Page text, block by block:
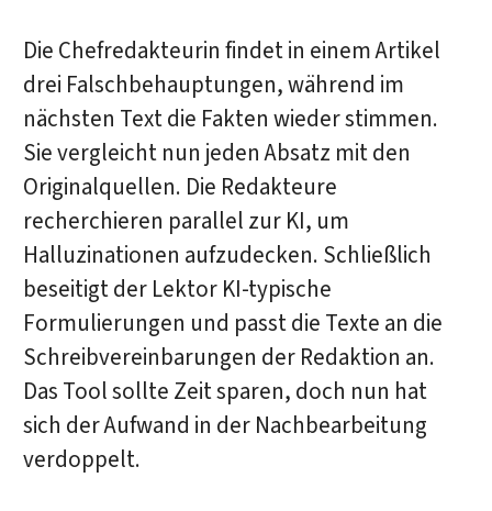
Die Chefredakteurin findet in einem Artikel
drei Falschbehauptungen, während im
nächsten Text die Fakten wieder stimmen.
Sie vergleicht nun jeden Absatz mit den
Originalquellen. Die Redakteure
recherchieren parallel zur KI, um
Halluzinationen aufzudecken. Schließlich
beseitigt der Lektor KI-typische
Formulierungen und passt die Texte an die
Schreibvereinbarungen der Redaktion an.
Das Tool sollte Zeit sparen, doch nun hat
sich der Aufwand in der Nachbearbeitung
verdoppelt.